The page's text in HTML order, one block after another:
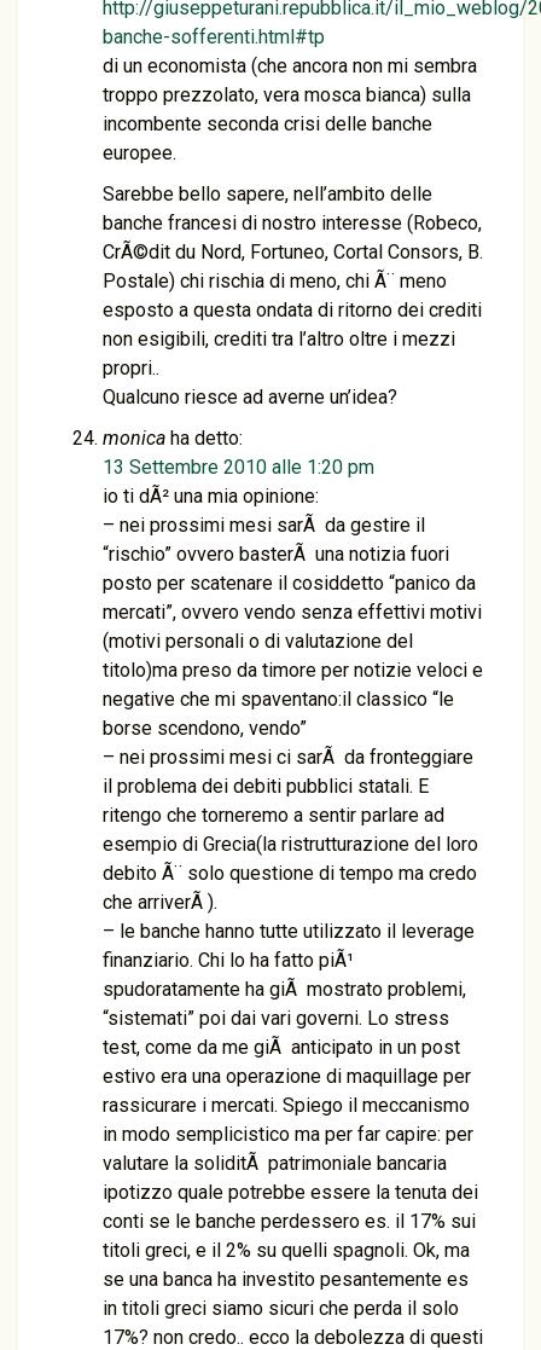
http://giuseppeturani.repubblica.it/il_mio_weblog/
banche-sofferenti.html#tp
di un economista (che ancora non mi sembra
troppo prezzolato, vera mosca bianca) sulla
incombente seconda crisi delle banche
europee.
Sarebbe bello sapere, nell’ambito delle
banche francesi di nostro interesse (Robeco,
CrÃ©dit du Nord, Fortuneo, Cortal Consors, B.
Postale) chi rischia di meno, chi Ã¨ meno
esposto a questa ondata di ritorno dei crediti
non esigibili, crediti tra l’altro oltre i mezzi
propri..
Qualcuno riesce ad averne un’idea?
monica ha detto:
13 Settembre 2010 alle 1:20 pm
io ti dÃ² una mia opinione:
– nei prossimi mesi sarÃ da gestire il
“rischio” ovvero basterÃ una notizia fuori
posto per scatenare il cosiddetto “panico da
mercati”, ovvero vendo senza effettivi motivi
(motivi personali o di valutazione del
titolo)ma preso da timore per notizie veloci e
negative che mi spaventano:il classico “le
borse scendono, vendo”
– nei prossimi mesi ci sarÃ da fronteggiare
il problema dei debiti pubblici statali. E
ritengo che torneremo a sentir parlare ad
esempio di Grecia(la ristrutturazione del loro
debito Ã¨ solo questione di tempo ma credo
che arriverÃ ).
– le banche hanno tutte utilizzato il leverage
finanziario. Chi lo ha fatto piÃ¹
spudoratamente ha giÃ mostrato problemi,
“sistemati” poi dai vari governi. Lo stress
test, come da me giÃ anticipato in un post
estivo era una operazione di maquillage per
rassicurare i mercati. Spiego il meccanismo
in modo semplicistico ma per far capire: per
valutare la soliditÃ patrimoniale bancaria
ipotizzo quale potrebbe essere la tenuta dei
conti se le banche perdessero es. il 17% sui
titoli greci, e il 2% su quelli spagnoli. Ok, ma
se una banca ha investito pesantemente es
in titoli greci siamo sicuri che perda il solo
17%? non credo.. ecco la debolezza di questi